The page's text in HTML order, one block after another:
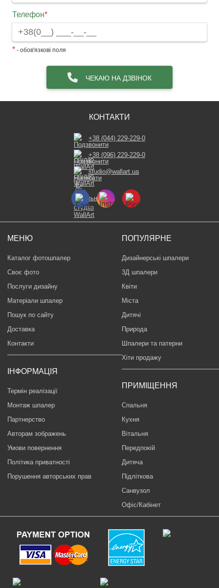
Телефон*
* - обов'язкові поля
ЧЕКАЮ НА ДЗВІНОК
МЕНЮ
Каталог фотошпалер
Своє фото
Послуги дизайну
Матеріали шпалер
Пошук по сайту
Доставка
Контакти
ІНФОРМАЦІЯ
Термін реалізації
Монтаж шпалер
Партнерство
Авторам зображень
Умови повернення
Політика приватності
Порушення авторських прав
ПОПУЛЯРНЕ
Дизайнерські шпалери
3Д шпалери
Квіти
Міста
Дитячі
Природа
Шпалери та патерни
Хіти продажу
ПРИМІЩЕННЯ
Спальня
Кухня
Вітальня
Передпокій
Дитяча
Підліткова
Санвузол
Офіс/Кабінет
КОНТАКТИ
+38 (044) 229-229-0
+38 (096) 229-229-0
studio@wallart.ua